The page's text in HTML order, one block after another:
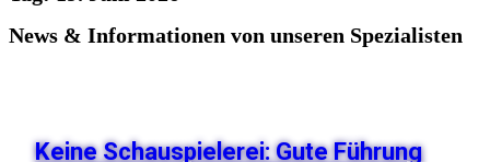
News & Informationen von unseren Spezialisten
Keine Schauspielerei: Gute Führung